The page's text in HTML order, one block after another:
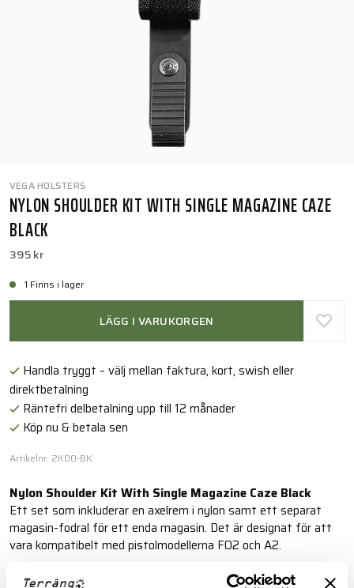
VEGA HOLSTERS
NYLON SHOULDER KIT WITH SINGLE MAGAZINE CAZE
BLACK
395 kr
1 Finns i lager
LÄGG I VARUKORGEN
Handla tryggt – välj mellan faktura, kort, swish eller
direktbetalning
Räntefri delbetalning upp till 12 månader
Köp nu & betala sen
Artikelnr: 2K00-BK
Nylon Shoulder Kit With Single Magazine Caze Black
Ett set som inkluderar en axelrem i nylon samt ett separat
magasin-fodral för ett enda magasin. Det är designat för att
vara kompatibelt med pistolmodellerna FO2 och A2.
Läs mer